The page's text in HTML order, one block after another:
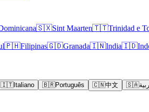
🇸🇽Sint Maarten🇹🇹Trinidad e
🇵🇭Filipinas🇬🇩Granada🇮🇳India🇮🇩
🇮🇹Italiano 🇧🇷Português 🇨🇳中文 🇸🇦